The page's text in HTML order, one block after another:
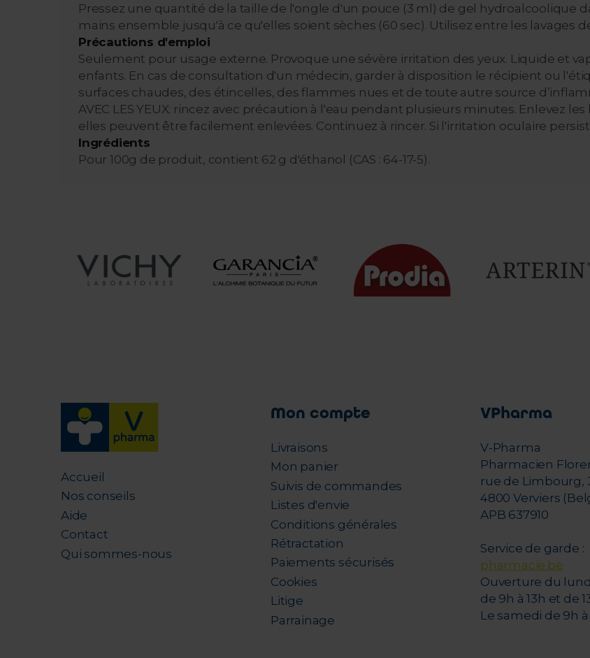
Pressez une quantité de la taille de l'ongle d'un pouce (3 ml) de gel hydroalcoolique
mains ensemble jusqu'à ce qu'elles soient sèches (60 sec). Utilisez entre les lavages
Précautions d'emploi
Seulement pour usage externe. Provoque une sévère irritation des yeux. Liquide et
enfants. En cas de consultation d'un médecin, garder à disposition le récipient ou
surfaces chaudes, des étincelles, des flammes nues et de toute autre source
AVEC LES YEUX: rincez avec précaution à l'eau pendant plusieurs minutes. Enlevez
elles peuvent être facilement enlevées. Continuez à rincer. Si l'irritation oculaire
Ingrédients
Pour 100g de produit, contient 62 g d'éthanol (CAS : 64-17-5).
Accueil
Nos conseils
Aide
Contact
Qui sommes-nous
Mon compte
Livraisons
Mon panier
Suivis de commandes
Listes d'envie
Conditions générales
Rétractation
Paiements sécurisés
Cookies
Litige
Parrainage
VPharma
V-Pharma
Pharmacien
rue de Limbourg,
4800 Verviers
APB 637910
Service de garde :
pharmacie.be
Ouverture du
de 9h à 13h et de
Le samedi de 9h à